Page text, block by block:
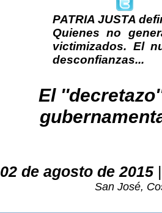
PATRIA JUSTA
Quienes no
victimizados. El
desconfianzas...
El
02 de agosto de 2015
San José,